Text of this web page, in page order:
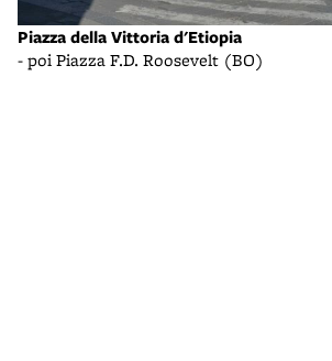
Piazza della Vittoria d'Etiopia
- poi Piazza F.D. Roosevelt (BO)